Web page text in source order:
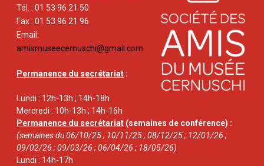
Tél. : 01 53 96 21 50
Fax : 01 53 96 21 96
Email:
amismuseecernuschi@gmail.com
Permanence du secrétariat :
Lundi : 12h-13h ; 14h-18h
Mercredi : 10h-13h ; 14h-16h
Permanence du secrétariat (semaines de conférence) :
(semaines du 06/10/25 ; 10/11/25 ; 08/12/25 ; 12/01/26 ;
09/02/26 ; 09/03/26 ; 06/04/26 ; 18/05/26)
Lundi : 14h-17h